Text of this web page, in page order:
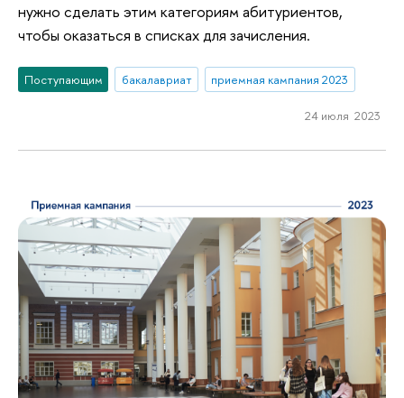
нужно сделать этим категориям абитуриентов,
чтобы оказаться в списках для зачисления.
Поступающим бакалавриат приемная кампания 2023
24 июля 2023